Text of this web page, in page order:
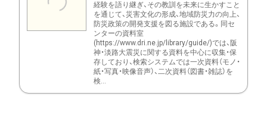
経験を語り継ぎ、その教訓を未来に生かすこと
を通じて、災害文化の形成、地域防災力の向上、
防災政策の開発支援を図る施設である。同セ
ンターの資料室
(https://www.dri.ne.jp/library/guide/)では、阪
神・淡路大震災に関する資料を中心に収集・保
存しており、検索システムでは一次資料（モノ・
紙・写真・映像音声）、二次資料（図書・雑誌）を
検...